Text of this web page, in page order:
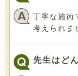
丁寧な施術
考えられま
先生はど